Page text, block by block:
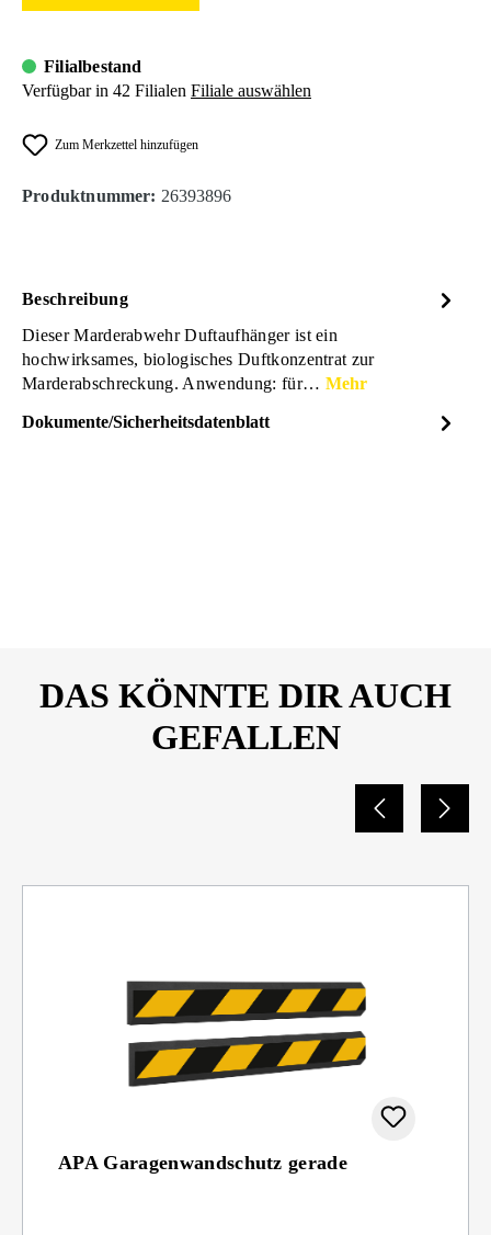
Filialbestand
Verfügbar in 42 Filialen Filiale auswählen
Zum Merkzettel hinzufügen
Produktnummer: 26393896
Beschreibung
Dieser Marderabwehr Duftaufhänger ist ein
hochwirksames, biologisches Duftkonzentrat zur
Marderabschreckung. Anwendung: für… Mehr
Dokumente/Sicherheitsdatenblatt
DAS KÖNNTE DIR AUCH
GEFALLEN
APA Garagenwandschutz gerade